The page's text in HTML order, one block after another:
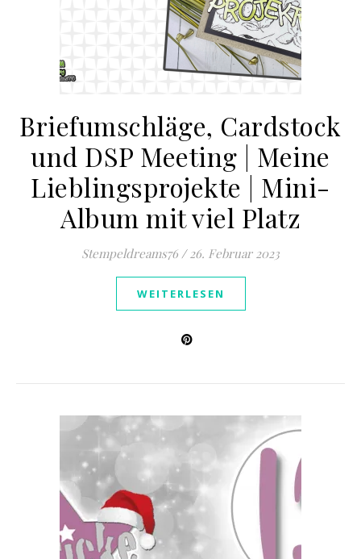
Briefumschläge, Cardstock
und DSP Meeting | Meine
Lieblingsprojekte | Mini-
Album mit viel Platz
Stempeldreams76 / 26. Februar 2023
WEITERLESEN